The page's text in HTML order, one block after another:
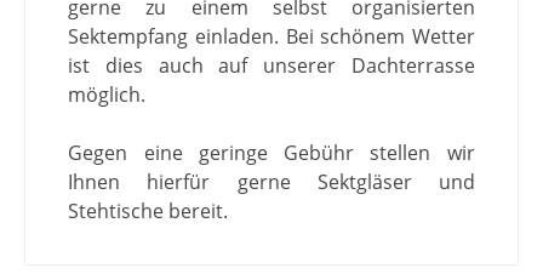
gerne zu einem selbst organisierten
Sektempfang einladen. Bei schönem Wetter
ist dies auch auf unserer Dachterrasse
möglich.
Gegen eine geringe Gebühr stellen wir
Ihnen hierfür gerne Sektgläser und
Stehtische bereit.